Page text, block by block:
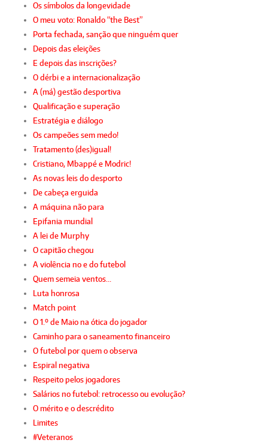
Os símbolos da longevidade
O meu voto: Ronaldo “the Best”
Porta fechada, sanção que ninguém quer
Depois das eleições
E depois das inscrições?
O dérbi e a internacionalização
A (má) gestão desportiva
Qualificação e superação
Estratégia e diálogo
Os campeões sem medo!
Tratamento (des)igual!
Cristiano, Mbappé e Modric!
As novas leis do desporto
De cabeça erguida
A máquina não para
Epifania mundial
A lei de Murphy
O capitão chegou
A violência no e do futebol
Quem semeia ventos…
Luta honrosa
Match point
O 1.º de Maio na ótica do jogador
Caminho para o saneamento financeiro
O futebol por quem o observa
Espiral negativa
Respeito pelos jogadores
Salários no futebol: retrocesso ou evolução?
O mérito e o descrédito
Limites
#Veteranos